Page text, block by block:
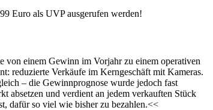
Euro als UVP ausgerufen werden!
von einem Gewinn im Vorjahr zu einem operativen
reduzierte Verkäufe im Kerngeschäft mit Kameras.
– die Gewinnprognose wurde jedoch fast
absetzen und verdient an jedem verkauften Stück
dafür so viel wie bisher zu bezahlen.<<